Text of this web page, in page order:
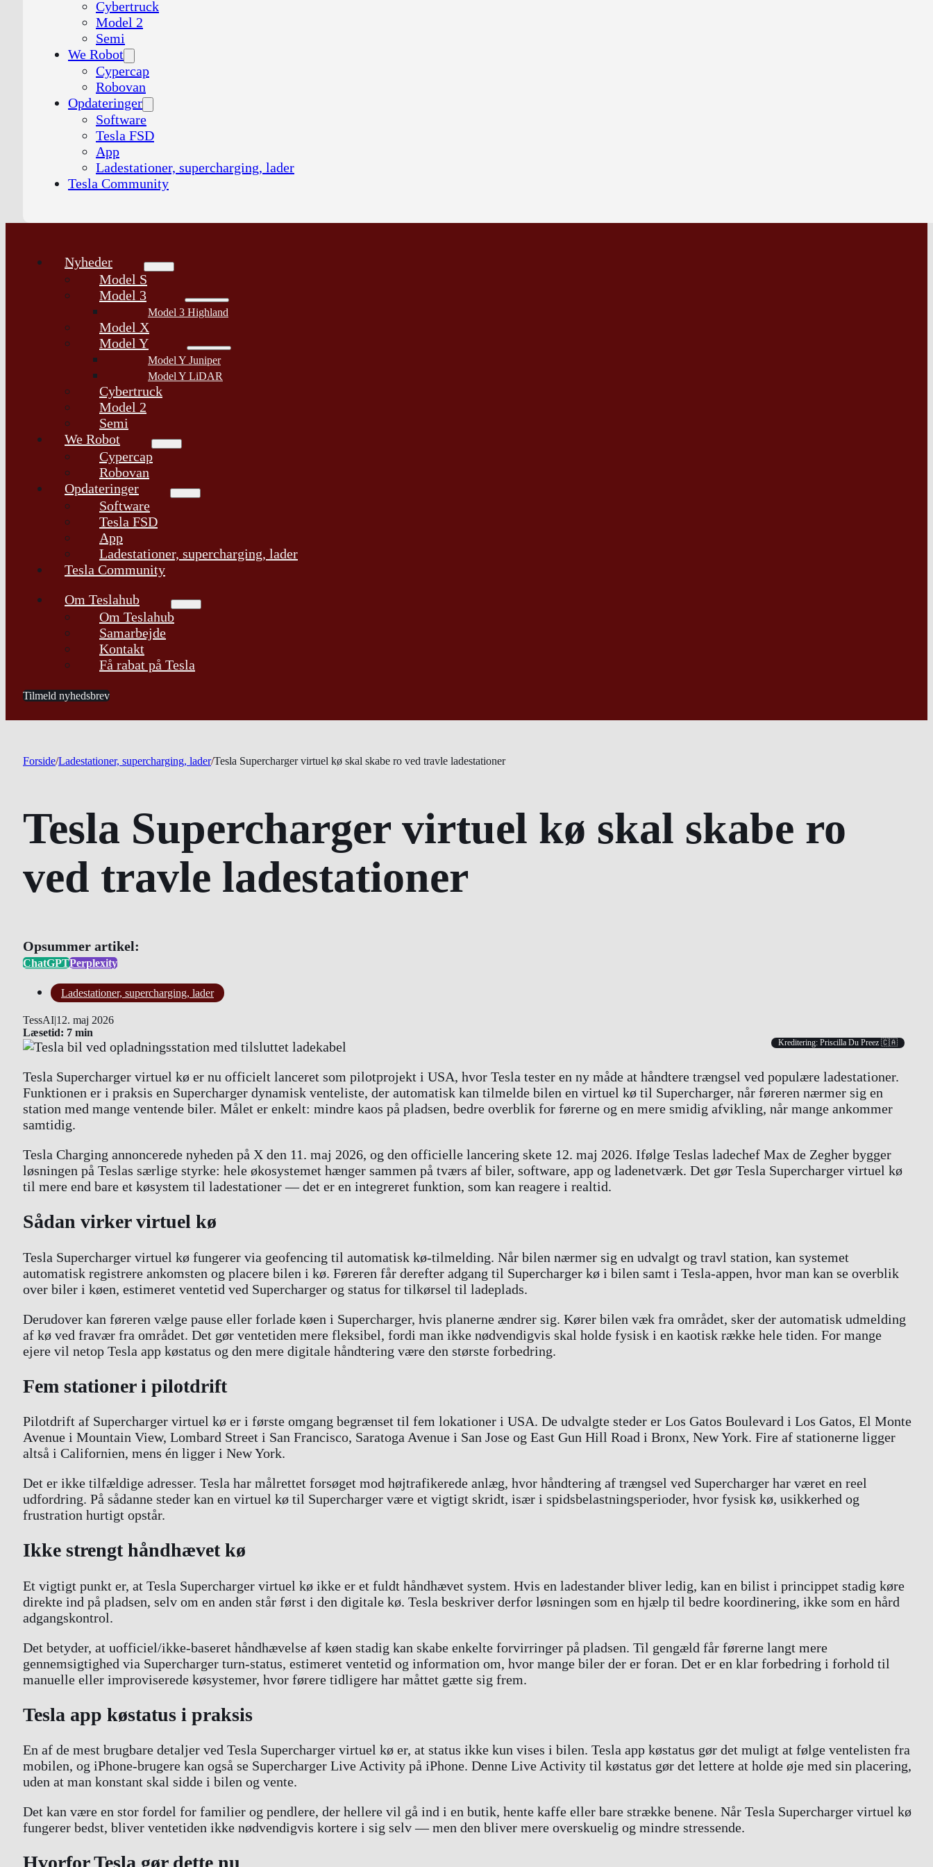
Cybertruck
Model 2
Semi
We Robot
Cypercap
Robovan
Opdateringer
Software
Tesla FSD
App
Ladestationer, supercharging, lader
Tesla Community
Nyheder
Model S
Model 3
Model 3 Highland
Model X
Model Y
Model Y Juniper
Model Y LiDAR
Cybertruck
Model 2
Semi
We Robot
Cypercap
Robovan
Opdateringer
Software
Tesla FSD
App
Ladestationer, supercharging, lader
Tesla Community
Om Teslahub
Om Teslahub
Samarbejde
Kontakt
Få rabat på Tesla
Tilmeld nyhedsbrev
Forside/Ladestationer, supercharging, lader/Tesla Supercharger virtuel kø skal skabe ro ved travle ladestationer
Tesla Supercharger virtuel kø skal skabe ro
ved travle ladestationer
Opsummer artikel:
ChatGPTPerplexity
Ladestationer, supercharging, lader
TessAI|12. maj 2026
Læsetid: 7 min
Kreditering: Priscilla Du Preez 🇨🇦
Tesla Supercharger virtuel kø er nu officielt lanceret som pilotprojekt i USA, hvor Tesla tester en ny måde at håndtere trængsel ved populære ladestationer.
Funktionen er i praksis en Supercharger dynamisk venteliste, der automatisk kan tilmelde bilen en virtuel kø til Supercharger, når føreren nærmer sig en
station med mange ventende biler. Målet er enkelt: mindre kaos på pladsen, bedre overblik for førerne og en mere smidig afvikling, når mange ankommer
samtidig.
Tesla Charging annoncerede nyheden på X den 11. maj 2026, og den officielle lancering skete 12. maj 2026. Ifølge Teslas ladechef Max de Zegher bygger
løsningen på Teslas særlige styrke: hele økosystemet hænger sammen på tværs af biler, software, app og ladenetværk. Det gør Tesla Supercharger virtuel kø
til mere end bare et køsystem til ladestationer — det er en integreret funktion, som kan reagere i realtid.
Sådan virker virtuel kø
Tesla Supercharger virtuel kø fungerer via geofencing til automatisk kø-tilmelding. Når bilen nærmer sig en udvalgt og travl station, kan systemet
automatisk registrere ankomsten og placere bilen i kø. Føreren får derefter adgang til Supercharger kø i bilen samt i Tesla-appen, hvor man kan se overblik
over biler i køen, estimeret ventetid ved Supercharger og status for tilkørsel til ladeplads.
Derudover kan føreren vælge pause eller forlade køen i Supercharger, hvis planerne ændrer sig. Kører bilen væk fra området, sker der automatisk udmelding
af kø ved fravær fra området. Det gør ventetiden mere fleksibel, fordi man ikke nødvendigvis skal holde fysisk i en kaotisk række hele tiden. For mange
ejere vil netop Tesla app køstatus og den mere digitale håndtering være den største forbedring.
Fem stationer i pilotdrift
Pilotdrift af Supercharger virtuel kø er i første omgang begrænset til fem lokationer i USA. De udvalgte steder er Los Gatos Boulevard i Los Gatos, El Monte
Avenue i Mountain View, Lombard Street i San Francisco, Saratoga Avenue i San Jose og East Gun Hill Road i Bronx, New York. Fire af stationerne ligger
altså i Californien, mens én ligger i New York.
Det er ikke tilfældige adresser. Tesla har målrettet forsøget mod højtrafikerede anlæg, hvor håndtering af trængsel ved Supercharger har været en reel
udfordring. På sådanne steder kan en virtuel kø til Supercharger være et vigtigt skridt, især i spidsbelastningsperioder, hvor fysisk kø, usikkerhed og
frustration hurtigt opstår.
Ikke strengt håndhævet kø
Et vigtigt punkt er, at Tesla Supercharger virtuel kø ikke er et fuldt håndhævet system. Hvis en ladestander bliver ledig, kan en bilist i princippet stadig køre
direkte ind på pladsen, selv om en anden står først i den digitale kø. Tesla beskriver derfor løsningen som en hjælp til bedre koordinering, ikke som en hård
adgangskontrol.
Det betyder, at uofficiel/ikke-baseret håndhævelse af køen stadig kan skabe enkelte forvirringer på pladsen. Til gengæld får førerne langt mere
gennemsigtighed via Supercharger turn-status, estimeret ventetid og information om, hvor mange biler der er foran. Det er en klar forbedring i forhold til
manuelle eller improviserede køsystemer, hvor førere tidligere har måttet gætte sig frem.
Tesla app køstatus i praksis
En af de mest brugbare detaljer ved Tesla Supercharger virtuel kø er, at status ikke kun vises i bilen. Tesla app køstatus gør det muligt at følge ventelisten fra
mobilen, og iPhone-brugere kan også se Supercharger Live Activity på iPhone. Denne Live Activity til køstatus gør det lettere at holde øje med sin placering,
uden at man konstant skal sidde i bilen og vente.
Det kan være en stor fordel for familier og pendlere, der hellere vil gå ind i en butik, hente kaffe eller bare strække benene. Når Tesla Supercharger virtuel kø
fungerer bedst, bliver ventetiden ikke nødvendigvis kortere i sig selv — men den bliver mere overskuelig og mindre stressende.